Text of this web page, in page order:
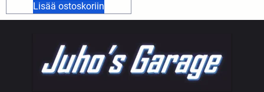
Lisää ostoskoriin